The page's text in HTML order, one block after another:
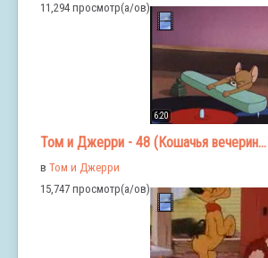
11,294 просмотр(а/ов)
6:20
Том и Джерри - 48 (Кошачья вечерин...
в Том и Джерри
15,747 просмотр(а/ов)